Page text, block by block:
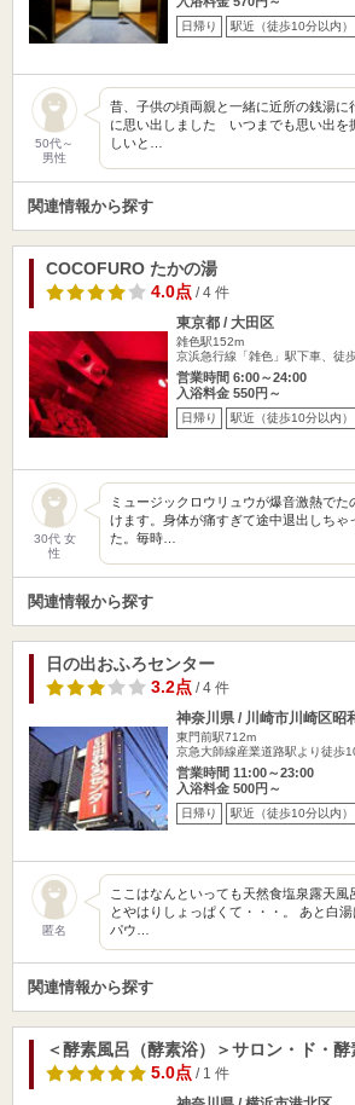
日帰り 駅近（徒歩10分以内）
50代～
男性
昔、子供の頃両親と一緒に近所の銭湯に
に思い出しました いつまでも思い出を
しいと…
関連情報から探す
COCOFURO たかの湯
4.0点/ 4 件
東京都 / 大田区
雑色駅152m
京浜急行線「雑色」駅下車、徒
営業時間 6:00～24:00
入浴料金 550円～
日帰り 駅近（徒歩10分以内）
30代 女
性
ミュージックロウリュウが爆音激熱で
けます。身体が痛すぎて途中退出しちゃ
た。毎時…
関連情報から探す
日の出おふろセンター
3.2点/ 4 件
神奈川県 / 川崎市川崎区昭
東門前駅712m
京急大師線産業道路駅より徒歩
営業時間 11:00～23:00
入浴料金 500円～
日帰り 駅近（徒歩10分以内）
匿名
ここはなんといっても天然食塩泉露天風
とやはりしょっぱくて・・・。 あと白
パウ…
関連情報から探す
＜酵素風呂（酵素浴）＞サロン・ド・酵
5.0点/ 1 件